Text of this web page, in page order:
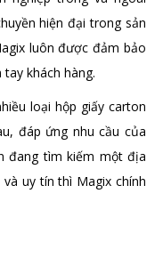
hiện đại trong sản
luôn được đảm bảo
khách hàng.
loại hộp giấy carton
đáp ứng nhu cầu của
đang tìm kiếm một địa
uy tín thì Magix chính